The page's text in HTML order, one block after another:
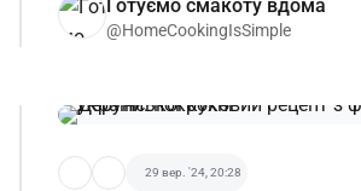
Готуємо смакоту вдома
@HomeCookingIsSimple
29 вер. '24, 20:28